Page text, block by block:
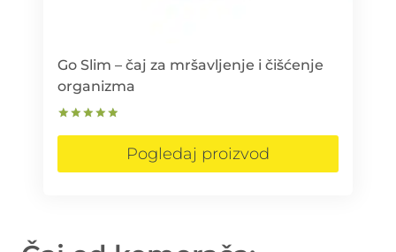
Go Slim – čaj za mršavljenje i čišćenje
organizma
Pogledaj proizvod